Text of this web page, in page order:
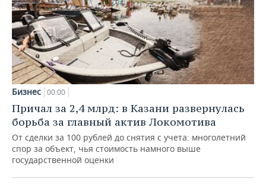
Бизнес 00:00
Причал за 2,4 млрд: в Казани развернулась
борьба за главный актив Локомотива
От сделки за 100 рублей до снятия с учета: многолетний
спор за объект, чья стоимость намного выше
государственной оценки